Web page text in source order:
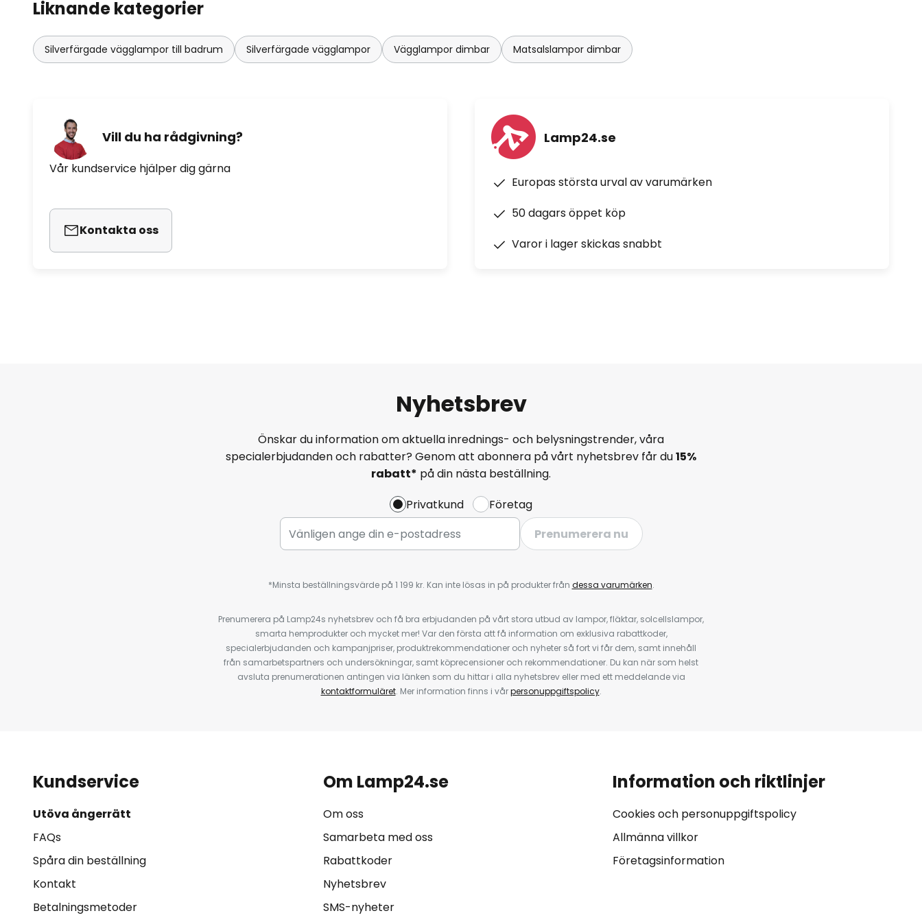
Liknande kategorier
Silverfärgade vägglampor till badrum Silverfärgade vägglampor Vägglampor dimbar Matsalslampor dimbar
Vill du ha rådgivning?
Vår kundservice hjälper dig gärna
Kontakta oss
Lamp24.se
Europas största urval av varumärken
50 dagars öppet köp
Varor i lager skickas snabbt
Nyhetsbrev
Önskar du information om aktuella inrednings- och belysningstrender, våra
specialerbjudanden och rabatter? Genom att abonnera på vårt nyhetsbrev får du15%
rabatt* på din nästa beställning.
Privatkund
Företag
Prenumerera nu
*Minsta beställningsvärde på 1 199 kr. Kan inte lösas in på produkter från dessa varumärken.
Prenumerera på Lamp24s nyhetsbrev och få bra erbjudanden på vårt stora utbud av lampor, fläktar, solcellslampor,
smarta hemprodukter och mycket mer! Var den första att få information om exklusiva rabattkoder,
specialerbjudanden och kampanjpriser, produktrekommendationer och nyheter så fort vi får dem, samt innehåll
från samarbetspartners och undersökningar, samt köprecensioner och rekommendationer. Du kan när som helst
avsluta prenumerationen antingen via länken som du hittar i alla nyhetsbrev eller med ett meddelande via
kontaktformuläret. Mer information finns i vårpersonuppgiftspolicy.
Kundservice
Utöva ångerrätt
FAQs
Spåra din beställning
Kontakt
Betalningsmetoder
Om Lamp24.se
Om oss
Samarbeta med oss
Rabattkoder
Nyhetsbrev
SMS-nyheter
Information och riktlinjer
Cookies och personuppgiftspolicy
Allmänna villkor
Företagsinformation